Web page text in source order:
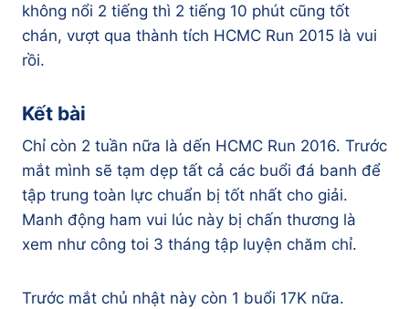
không nổi 2 tiếng thì 2 tiếng 10 phút cũng tốt
chán, vượt qua thành tích HCMC Run 2015 là vui
rồi.
Kết bài
Chỉ còn 2 tuần nữa là dến HCMC Run 2016. Trước
mắt mình sẽ tạm dẹp tất cả các buổi đá banh để
tập trung toàn lực chuẩn bị tốt nhất cho giải.
Manh động ham vui lúc này bị chấn thương là
xem như công toi 3 tháng tập luyện chăm chỉ.
Trước mắt chủ nhật này còn 1 buổi 17K nữa.